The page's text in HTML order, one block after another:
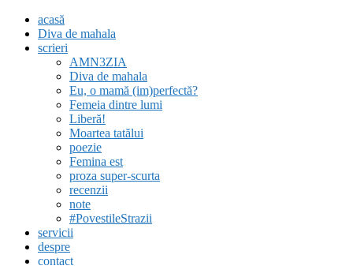
acasă
Diva de mahala
scrieri
AMN3ZIA
Diva de mahala
Eu, o mamă (im)perfectă?
Femeia dintre lumi
Liberă!
Moartea tatălui
poezie
Femina est
proza super-scurta
recenzii
note
#PovestileStrazii
servicii
despre
contact